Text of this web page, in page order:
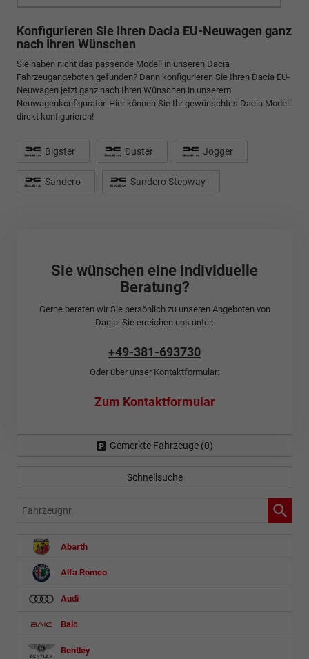
Konfigurieren Sie Ihren Dacia EU-Neuwagen ganz
nach Ihren Wünschen
Sie haben nicht das passende Modell in unseren Dacia
Fahrzeugangeboten gefunden? Dann konfigurieren Sie Ihren Dacia EU-
Neuwagen jetzt ganz nach Ihren Wünschen in unserem
Neuwagenkonfigurator. Hier können Sie Ihr gewünschtes Dacia Modell
direkt konfigurieren!
Bigster Duster Jogger
Sandero Sandero Stepway
Sie wünschen eine individuelle
Beratung?
Gerne beraten wir Sie persönlich zu unseren Angeboten von
Dacia. Sie erreichen uns unter:
+49-381-693730
Oder über unser Kontaktformular:
Zum Kontaktformular
Gemerkte Fahrzeuge (0)
Schnellsuche
Fahrzeugnr.
Abarth
Alfa Romeo
Audi
Baic
Bentley